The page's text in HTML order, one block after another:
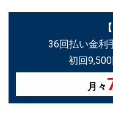
36回払い金利
初回
月々